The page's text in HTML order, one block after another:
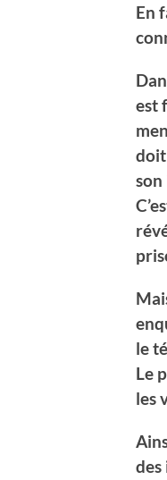
En
est
le
Le
les
des